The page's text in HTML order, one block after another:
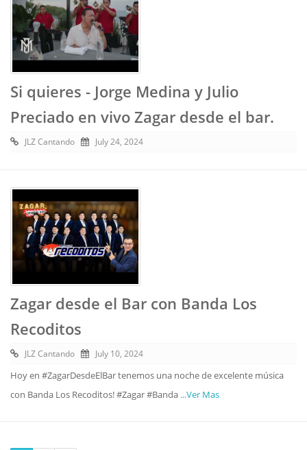
Si quieres - Jorge Medina y Julio
Preciado en vivo Zagar desde el bar.
JLZ Cantando July 24, 2024
Zagar desde el Bar con Banda Los
Recoditos
JLZ Cantando July 10, 2024
Hoy en #ZagarDesdeElBar tenemos una noche de excelente música
con Banda Los Recoditos! #Zagar #Banda ...Ver Mas